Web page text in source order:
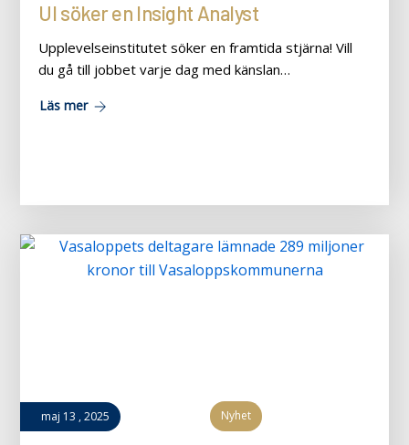
UI söker en Insight Analyst
Upplevelseinstitutet söker en framtida stjärna! Vill
du gå till jobbet varje dag med känslan…
Läs mer
maj 13 ,2025 Nyhet